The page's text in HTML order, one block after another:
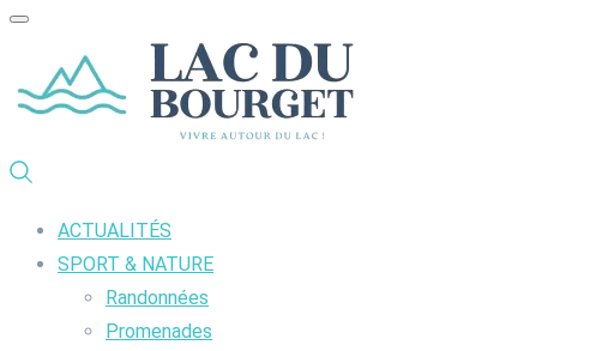
ACTUALITÉS
SPORT & NATURE
Randonnées
Promenades